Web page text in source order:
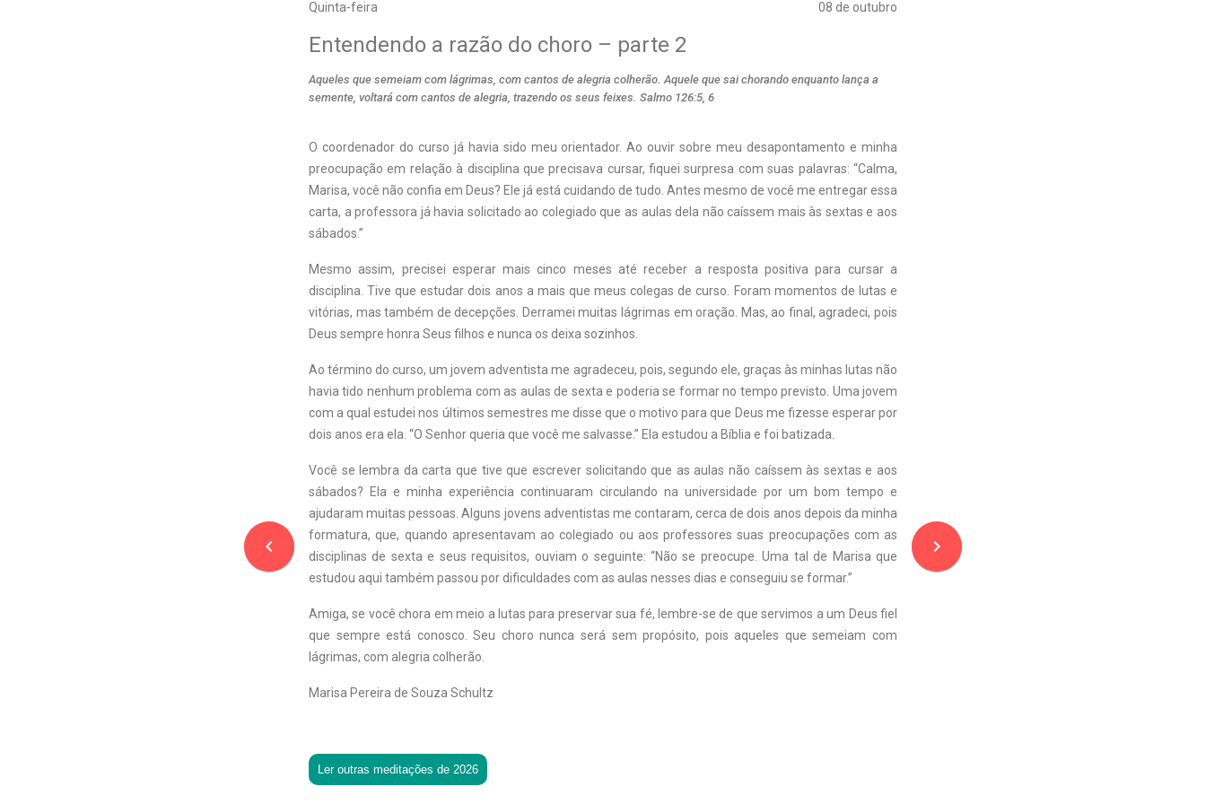
Quinta-feira 08 de outubro
navigate_before
Entendendo a razão do choro – parte 2
Aqueles que semeiam com lágrimas, com cantos de alegria colherão. Aquele que sai chorando enquanto lança a
semente, voltará com cantos de alegria, trazendo os seus feixes. Salmo 126:5, 6
O coordenador do curso já havia sido meu orientador. Ao ouvir sobre meu desapontamento e minha
preocupação em relação à disciplina que precisava cursar, fiquei surpresa com suas palavras: “Calma,
Marisa, você não confia em Deus? Ele já está cuidando de tudo. Antes mesmo de você me entregar essa
carta, a professora já havia solicitado ao colegiado que as aulas dela não caíssem mais às sextas e aos
sábados.”
Mesmo assim, precisei esperar mais cinco meses até receber a resposta positiva para cursar a
disciplina. Tive que estudar dois anos a mais que meus colegas de curso. Foram momentos de lutas e
vitórias, mas também de decepções. Derramei muitas lágrimas em oração. Mas, ao final, agradeci, pois
Deus sempre honra Seus filhos e nunca os deixa sozinhos.
Ao término do curso, um jovem adventista me agradeceu, pois, segundo ele, graças às minhas lutas não
havia tido nenhum problema com as aulas de sexta e poderia se formar no tempo previsto. Uma jovem
com a qual estudei nos últimos semestres me disse que o motivo para que Deus me fizesse esperar por
dois anos era ela. “O Senhor queria que você me salvasse.” Ela estudou a Bíblia e foi batizada.
Você se lembra da carta que tive que escrever solicitando que as aulas não caíssem às sextas e aos
sábados? Ela e minha experiência continuaram circulando na universidade por um bom tempo e
ajudaram muitas pessoas. Alguns jovens adventistas me contaram, cerca de dois anos depois da minha
formatura, que, quando apresentavam ao colegiado ou aos professores suas preocupações com as
disciplinas de sexta e seus requisitos, ouviam o seguinte: “Não se preocupe. Uma tal de Marisa que
estudou aqui também passou por dificuldades com as aulas nesses dias e conseguiu se formar.”
Amiga, se você chora em meio a lutas para preservar sua fé, lembre-se de que servimos a um Deus fiel
que sempre está conosco. Seu choro nunca será sem propósito, pois aqueles que semeiam com
lágrimas, com alegria colherão.
Marisa Pereira de Souza Schultz
Ler outras meditações de 2026
navigate_next